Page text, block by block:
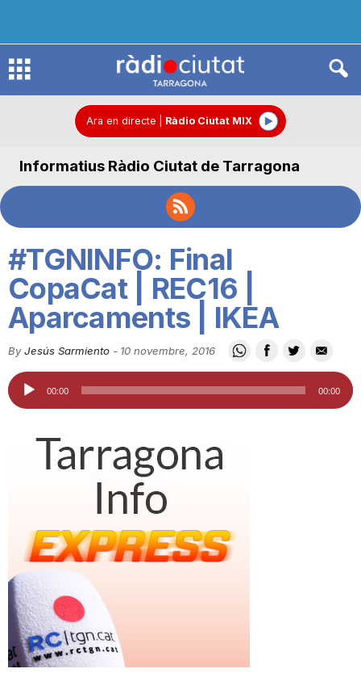
R
d
C
a
d
Ara en directe Ràdio Ciutat MIX
Informatius Ràdio Ciutat de Tarragona
#TGNINFO: Final
CopaCat | REC16 |
Aparcaments | IKEA
By Jesús Sarmiento - 10 novembre, 2016
Reproductor
d'àudio
00:00 00:00